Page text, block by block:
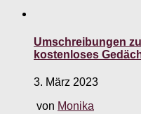
Umschreibungen
kostenloses
3. März 2023
von Monika